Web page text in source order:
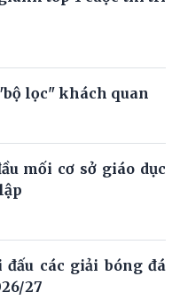
lọc" khách quan
mối cơ sở giáo dục
các giải bóng đá
27